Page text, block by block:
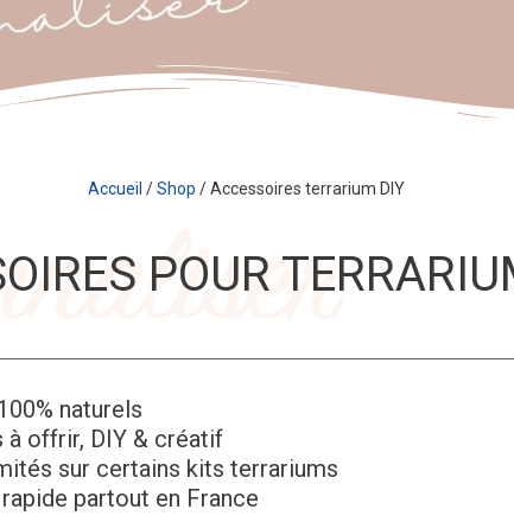
Accueil /Shop / Accessoires terrarium DIY
POUR
naturels
offrir, DIY & créatif
sur certains kits terrariums
partout en France